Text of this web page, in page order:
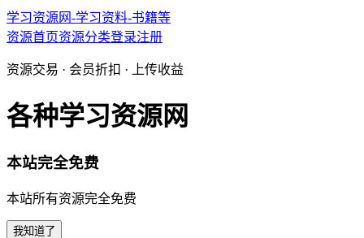
学习资源网-学习资料-书籍等
资源首页资源分类登录注册
资源交易 · 会员折扣 · 上传收益
各种学习资源网
本站完全免费
本站所有资源完全免费
我知道了